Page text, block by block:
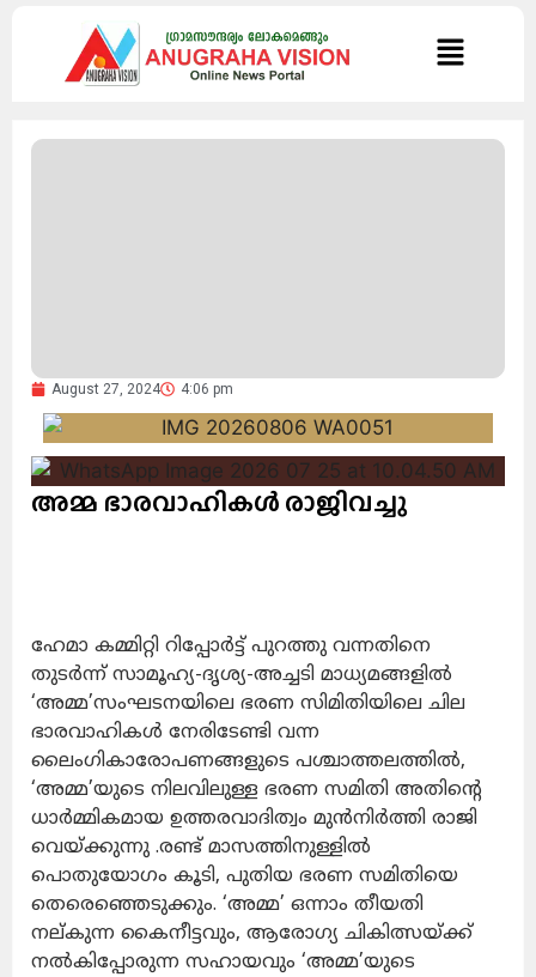
August 27, 2024 4:06 pm
അമ്മ ഭാരവാഹികൾ രാജിവച്ചു
ഹേമാ കമ്മിറ്റി റിപ്പോർട്ട് പുറത്തു വന്നതിനെ
തുടർന്ന് സാമൂഹ്യ-ദൃശ്യ-അച്ചടി മാധ്യമങ്ങളിൽ
‘അമ്മ’സംഘടനയിലെ ഭരണ സിമിതിയിലെ ചില
ഭാരവാഹികൾ നേരിടേണ്ടി വന്ന
ലൈംഗികാരോപണങ്ങളുടെ പശ്ചാത്തലത്തിൽ,
‘അമ്മ’യുടെ നിലവിലുള്ള ഭരണ സമിതി അതിന്റെ
ധാർമ്മികമായ ഉത്തരവാദിത്വം മുൻനിർത്തി രാജി
വെയ്ക്കുന്നു .രണ്ട് മാസത്തിനുള്ളിൽ
പൊതുയോഗം കൂടി, പുതിയ ഭരണ സമിതിയെ
തെരെഞ്ഞെടുക്കും. ‘അമ്മ’ ഒന്നാം തീയതി
നല്കുന്ന കൈനീട്ടവും, ആരോഗ്യ ചികിത്സയ്ക്ക്
നൽകിപ്പോരുന്ന സഹായവും ‘അമ്മ’യുടെ